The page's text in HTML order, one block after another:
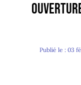
Publié le : 03